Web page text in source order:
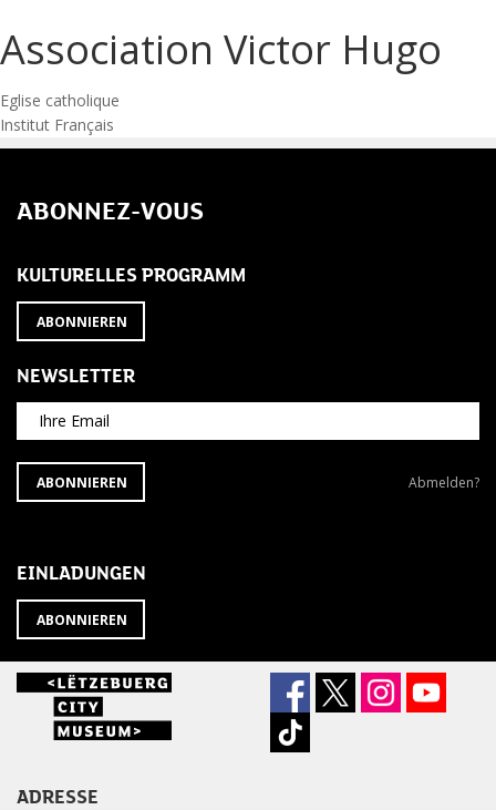
Association Victor Hugo
Post
navigation
Eglise catholique
Institut Français
ABONNEZ-VOUS
KULTURELLES PROGRAMM
ABONNIEREN
NEWSLETTER
Ihre Email
ABONNIEREN
SIE
ABONNIEREN
Newsletter
Abmelden?
EINLADUNGEN
ABONNIEREN
ADRESSE